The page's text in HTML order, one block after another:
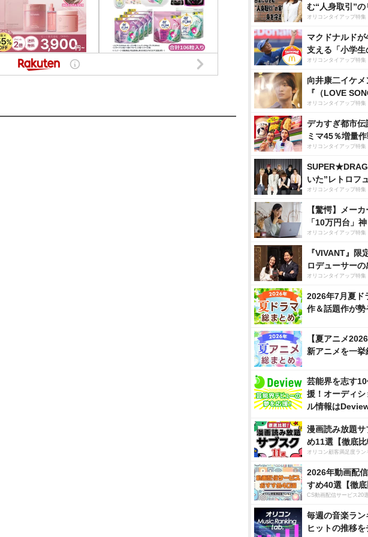
む“人身取引”の
オリコンタイアップ特集
マクドナルドが
支える「小学生
オリコンタイアップ特集
向井康二イケ
『（LOVE
オリコンタイアップ特集
デカすぎ都市
ミマ45％増量
オリコンタイアップ特集
いた”レトロフ
オリコンタイアップ特集
【驚愕】メー
「10万円台」
オリコンタイアップ特集
『VIVANT』限
ロデューサーの
オリコンタイアップ特集
2026年7月夏ド
作＆話題作が勢
【夏アニメ
新アニメを一挙
芸能界を志す
援！オーディ
ル情報は
漫画読み放題
め11選【徹底比
オリコン顧客満足度ラン
2026年動画配
すめ40選【徹底
CS動画配信サービス20選
毎週の音楽ラン
ヒットの推移を